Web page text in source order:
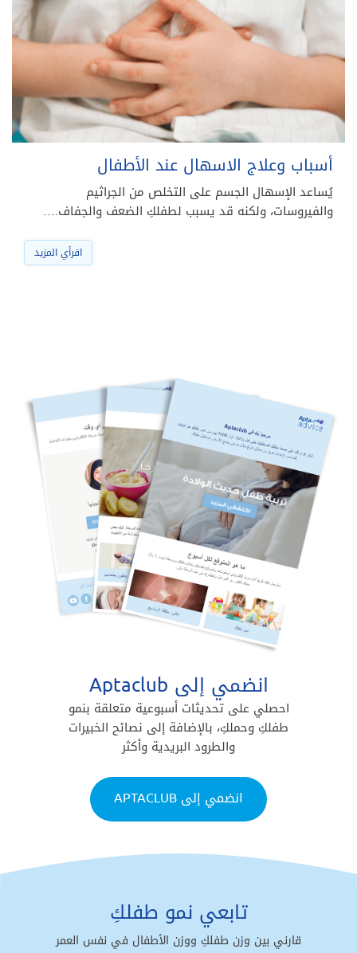
أسباب وعلاج الاسهال عند الأطفال
يُساعد الإسهال الجسم على التخلص من الجراثيم
والفيروسات، ولكنه قد يسبب لطفلكِ الضعف والجفاف.…
اقرأي المزيد
انضمي إلى Aptaclub
احصلي على تحديثات أسبوعية متعلقة بنمو
طفلكِ وحملكِ، بالإضافة إلى نصائح الخبيرات
والطرود البريدية وأكثر
انضمي إلى APTACLUB
تابعي نمو طفلكِ
قارني بين وزن طفلكِ ووزن الأطفال في نفس العمر